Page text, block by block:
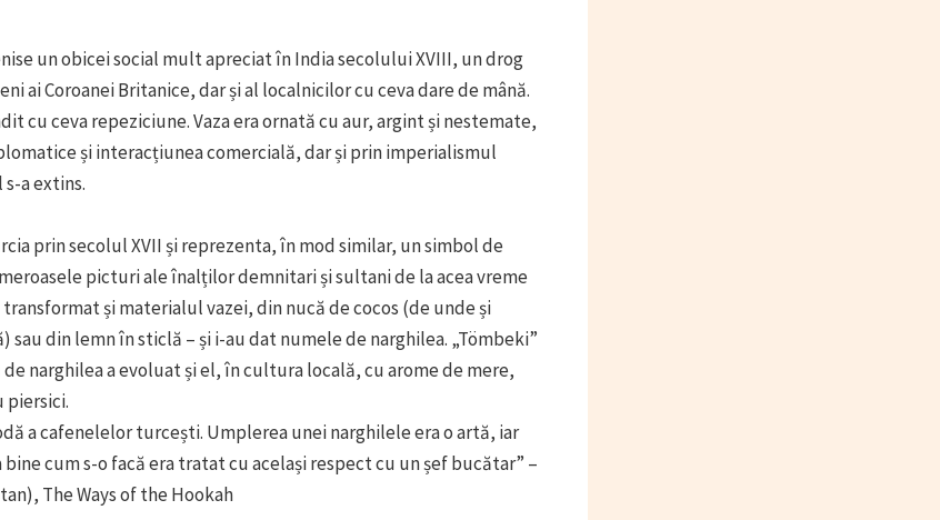
un obicei social mult apreciat în India secolului XVIII, un drog
ai Coroanei Britanice, dar și al localnicilor cu ceva dare de mână.
cu ceva repeziciune. Vaza era ornată cu aur, argint și nestemate,
și interacțiunea comercială, dar și prin imperialismul
a extins.
prin secolul XVII și reprezenta, în mod similar, un simbol de
picturi ale înalților demnitari și sultani de la acea vreme
și materialul vazei, din nucă de cocos (de unde și
sau din lemn în sticlă – și i-au dat numele de narghilea. „Tömbeki”
narghilea a evoluat și el, în cultura locală, cu arome de mere,
piersici.
a cafenelelor turcești. Umplerea unei narghilele era o artă, iar
cum s-o facă era tratat cu același respect cu un șef bucătar” –
The Ways of the Hookah